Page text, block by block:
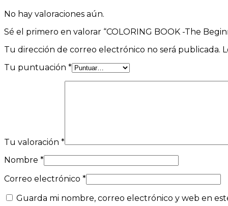
No hay valoraciones aún.
Sé el primero en valorar “COLORING BOOK -The
Tu dirección de correo electrónico no será publicada.
Tu puntuación *
Tu valoración *
Nombre *
Correo electrónico *
Guarda mi nombre, correo electrónico y web en